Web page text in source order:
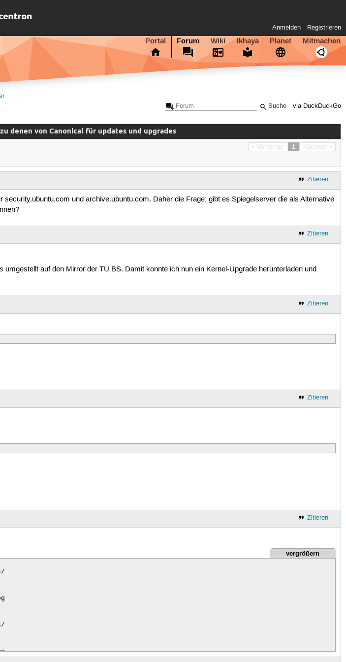
Anmelden Registrieren
Portal Forum Wiki Ikhaya Planet Mitmachen
via DuckDuckGo
denen von Canonical für updates und upgrades
« Vorherige 1 Nächste »
Zitieren
security.ubuntu.com und archive.ubuntu.com. Daher die Frage: gibt es Spiegelserver die als Alternative
Zitieren
umgestellt auf den Mirror der TU BS. Damit konnte ich nun ein Kernel-Upgrade herunterladen und
Zitieren
Zitieren
Zitieren
vergrößern